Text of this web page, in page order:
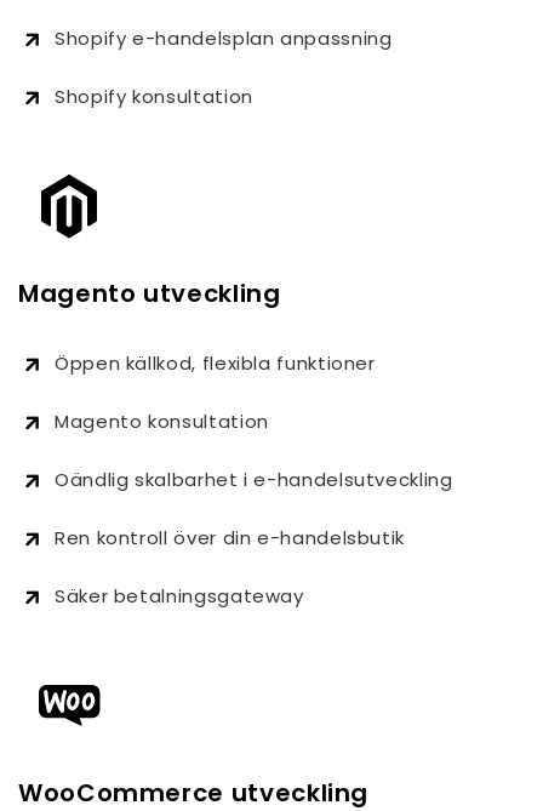
Shopify e-handelsplan anpassning
Shopify konsultation
Magento utveckling
Öppen källkod, flexibla funktioner
Magento konsultation
Oändlig skalbarhet i e-handelsutveckling
Ren kontroll över din e-handelsbutik
Säker betalningsgateway
WooCommerce utveckling